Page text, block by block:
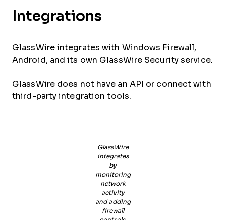
Integrations
GlassWire integrates with Windows Firewall,
Android, and its own GlassWire Security service.
GlassWire does not have an API or connect with
third-party integration tools.
GlassWire
integrates
by
monitoring
network
activity
and adding
firewall